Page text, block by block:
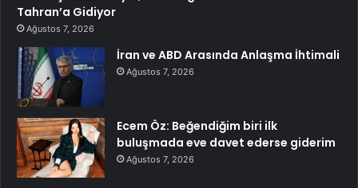
Tahran’a Gidiyor
Ağustos 7, 2026
İran ve ABD Arasında Anlaşma İhtimali
Ağustos 7, 2026
Ecem Öz: Beğendiğim biri ilk
buluşmada eve davet ederse giderim
Ağustos 7, 2026